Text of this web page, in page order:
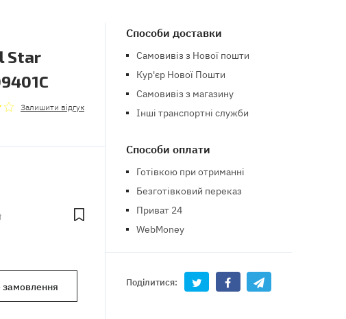
Star
Залишити відгук
Способи доставки
Самовивіз з Нової пошти
Кур'єр Нової Пошти
Самовивіз з магазину
Інші транспортні служби
Способи оплати
Готівкою при отриманні
Безготівковий переказ
Приват 24
WebMoney
Поділитися: